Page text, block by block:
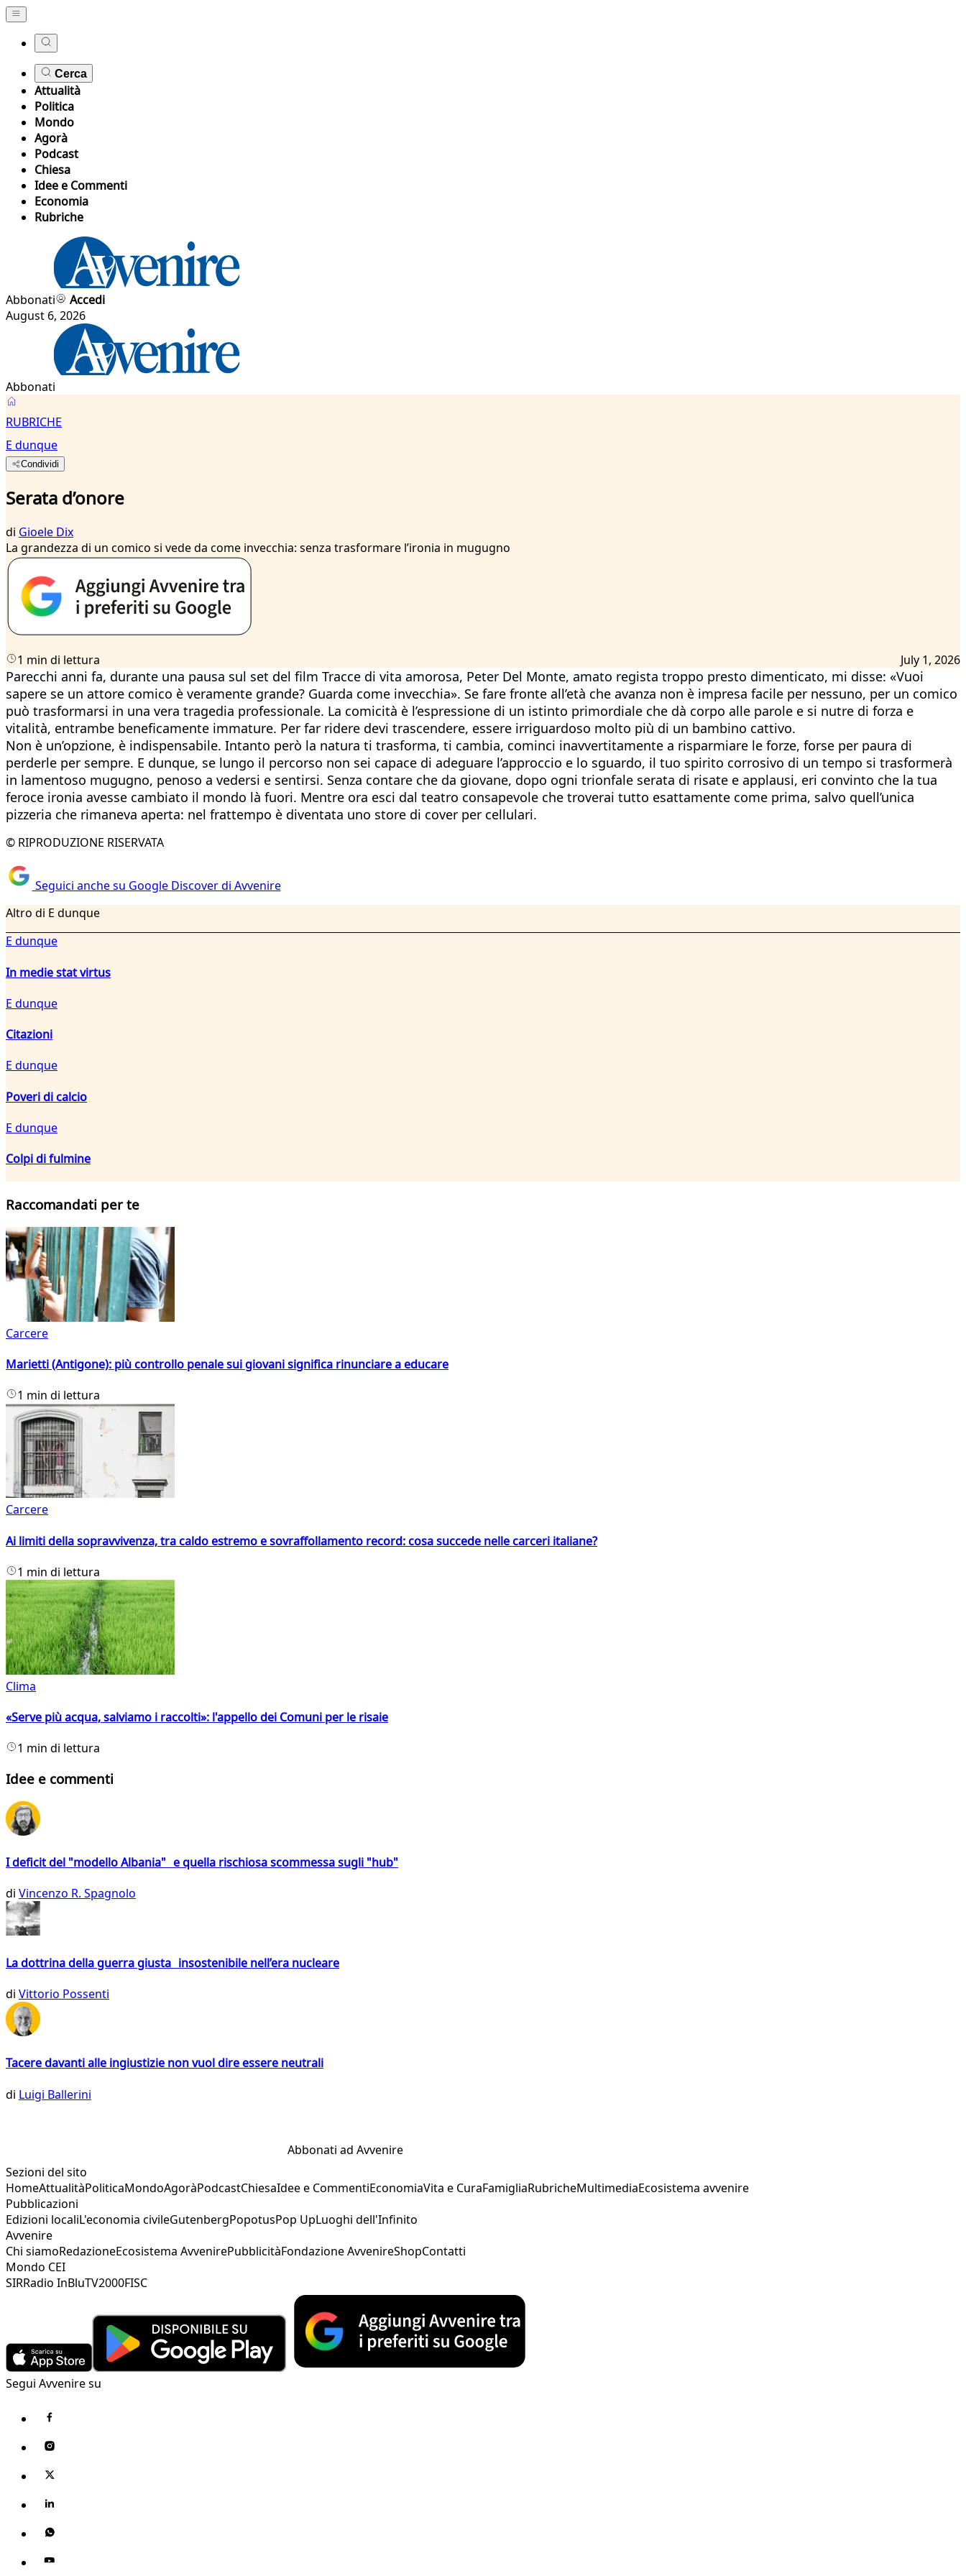
Cerca
Attualità
Politica
Mondo
Agorà
Podcast
Chiesa
Idee e Commenti
Economia
Rubriche
Abbonati
Accedi
August 6, 2026
Abbonati
RUBRICHE
E dunque
Condividi
Serata d’onore
di Gioele Dix
La grandezza di un comico si vede da come invecchia: senza trasformare l’ironia in mugugno
1 min di lettura July 1, 2026
Parecchi anni fa, durante una pausa sul set del film Tracce di vita amorosa, Peter Del Monte, amato regista troppo presto dimenticato, mi disse: «Vuoi
sapere se un attore comico è veramente grande? Guarda come invecchia». Se fare fronte all’età che avanza non è impresa facile per nessuno, per un comico
può trasformarsi in una vera tragedia professionale. La comicità è l’espressione di un istinto primordiale che dà corpo alle parole e si nutre di forza e
vitalità, entrambe beneficamente immature. Per far ridere devi trascendere, essere irriguardoso molto più di un bambino cattivo.
Non è un’opzione, è indispensabile. Intanto però la natura ti trasforma, ti cambia, cominci inavvertitamente a risparmiare le forze, forse per paura di
perderle per sempre. E dunque, se lungo il percorso non sei capace di adeguare l’approccio e lo sguardo, il tuo spirito corrosivo di un tempo si trasformerà
in lamentoso mugugno, penoso a vedersi e sentirsi. Senza contare che da giovane, dopo ogni trionfale serata di risate e applausi, eri convinto che la tua
feroce ironia avesse cambiato il mondo là fuori. Mentre ora esci dal teatro consapevole che troverai tutto esattamente come prima, salvo quell’unica
pizzeria che rimaneva aperta: nel frattempo è diventata uno store di cover per cellulari.
© RIPRODUZIONE RISERVATA
Seguici anche su Google Discover di Avvenire
Altro di E dunque
E dunque
In medie stat virtus
E dunque
Citazioni
E dunque
Poveri di calcio
E dunque
Colpi di fulmine
Raccomandati per te
Carcere
Marietti (Antigone): più controllo penale sui giovani significa rinunciare a educare
1 min di lettura
Carcere
Ai limiti della sopravvivenza, tra caldo estremo e sovraffollamento record: cosa succede nelle carceri italiane?
1 min di lettura
Clima
«Serve più acqua, salviamo i raccolti»: l'appello dei Comuni per le risaie
1 min di lettura
Idee e commenti
I deficit del "modello Albania" e quella rischiosa scommessa sugli "hub"
di Vincenzo R. Spagnolo
La dottrina della guerra giusta insostenibile nell’era nucleare
di Vittorio Possenti
Tacere davanti alle ingiustizie non vuol dire essere neutrali
di Luigi Ballerini
Abbonati ad Avvenire
Sezioni del sito
HomeAttualitàPoliticaMondoAgoràPodcastChiesaIdee e CommentiEconomiaVita e CuraFamigliaRubricheMultimediaEcosistema avvenire
Pubblicazioni
Edizioni localiL'economia civileGutenbergPopotusPop UpLuoghi dell'Infinito
Avvenire
Chi siamoRedazioneEcosistema AvvenirePubblicitàFondazione AvvenireShopContatti
Mondo CEI
SIRRadio InBluTV2000FISC
Segui Avvenire su